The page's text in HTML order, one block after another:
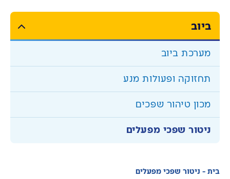
ביוב
מערכת ביוב
תחזוקה ופעולות מנע
מכון טיהור שפכים
ניטור שפכי מפעלים
בית - ניטור שפכי מפעלים
העוזר הדיגיטלי